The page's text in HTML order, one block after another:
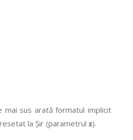
mai sus arată formatul implicit
la Șir (parametruls).